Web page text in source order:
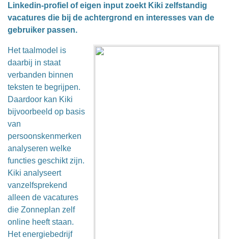
Linkedin-profiel of eigen input zoekt Kiki zelfstandig
vacatures die bij de achtergrond en interesses van de
gebruiker passen.
Het taalmodel is
daarbij in staat
verbanden binnen
teksten te begrijpen.
Daardoor kan Kiki
bijvoorbeeld op basis
van
persoonskenmerken
analyseren welke
functies geschikt zijn.
Kiki analyseert
vanzelfsprekend
alleen de vacatures
die Zonneplan zelf
online heeft staan.
Het energiebedrijf